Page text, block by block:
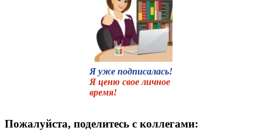
Я уже подписалась!
Я ценю свое личное
время!
Пожалуйста, поделитесь с коллегами: